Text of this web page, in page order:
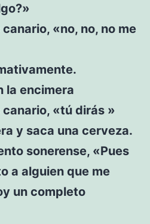
«no, no, no me
la encimera
«tú dirás »
y saca una cerveza.
sonerense, «Pues
a alguien que me
un completo